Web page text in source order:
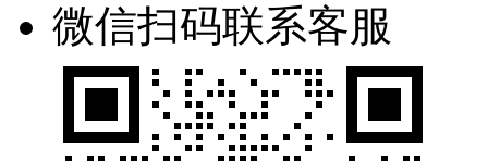
微信扫码联系客服